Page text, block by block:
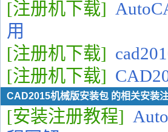
[注册机下载]
用
[注册机下载]
[注册机下载]
CAD2015机械版安装包 的相关安装
[安装注册教程]